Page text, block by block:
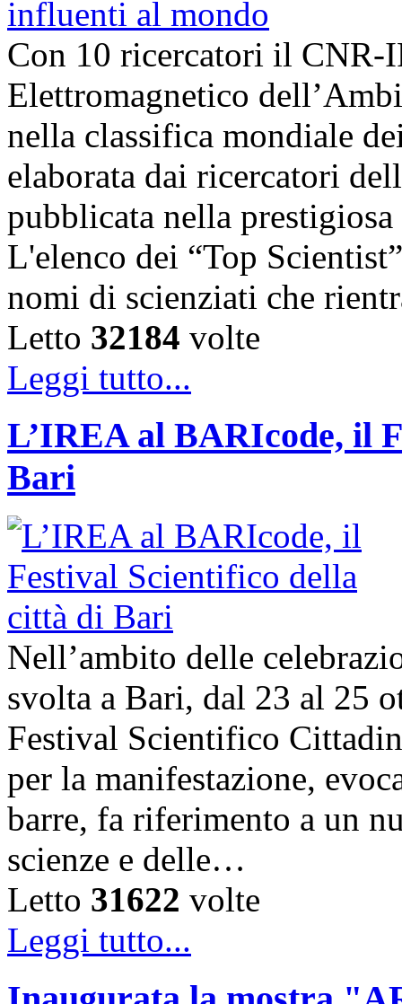
Con 10 ricercatori il
Elettromagnetico
nella classifica mondiale
elaborata dai ricercatori
pubblicata nella
L'elenco dei “Top
nomi di scienziati che
Letto 32184 volte
Leggi tutto...
L’IREA al BARIcode, il
Bari
Nell’ambito delle
svolta a Bari, dal 23 al 25
Festival Scientifico
per la manifestazione,
barre, fa riferimento a un
scienze e delle…
Letto 31622 volte
Leggi tutto...